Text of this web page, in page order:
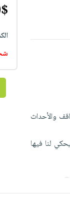
والأحداث
لنا فيها